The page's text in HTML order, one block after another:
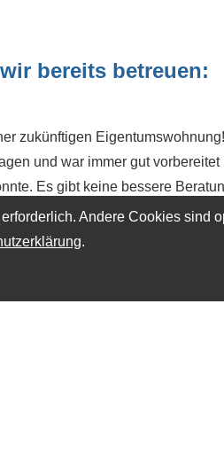
bereits betreuen:
zukünftigen
und war immer gut
Es gibt keine bessere
Andere Cookies sind
.